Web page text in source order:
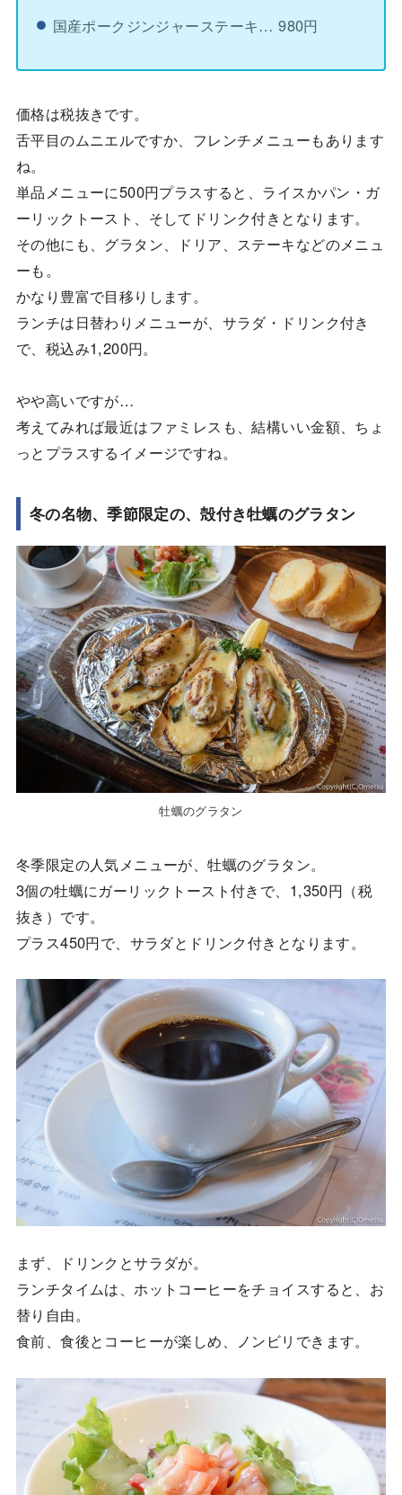
国産ポークジンジャーステーキ… 980円
価格は税抜きです。
舌平目のムニエルですか、フレンチメニューもあります
ね。
単品メニューに500円プラスすると、ライスかパン・ガ
ーリックトースト、そしてドリンク付きとなります。
その他にも、グラタン、ドリア、ステーキなどのメニュ
ーも。
かなり豊富で目移りします。
ランチは日替わりメニューが、サラダ・ドリンク付き
で、税込み1,200円。
やや高いですが…
考えてみれば最近はファミレスも、結構いい金額、ちょ
っとプラスするイメージですね。
冬の名物、季節限定の、殻付き牡蠣のグラタン
牡蠣のグラタン
冬季限定の人気メニューが、牡蠣のグラタン。
3個の牡蠣にガーリックトースト付きで、1,350円（税
抜き）です。
プラス450円で、サラダとドリンク付きとなります。
まず、ドリンクとサラダが。
ランチタイムは、ホットコーヒーをチョイスすると、お
替り自由。
食前、食後とコーヒーが楽しめ、ノンビリできます。